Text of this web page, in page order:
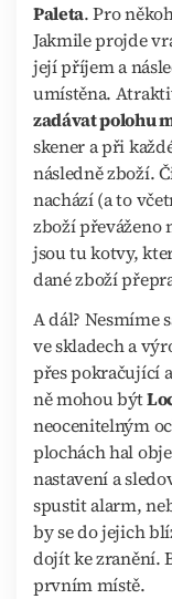
Paleta. Pro
Jakmile projde
její příjem a
umístěna.
zadávat polohu
skener a při
následně zboží.
nachází (a to
zboží převáženo
jsou tu kotvy,
dané zboží
A dál? Nesmíme
ve skladech a
přes pokračující
ně mohou být
neocenitelným
plochách hal
nastavení a
spustit alarm,
by se do jejich
dojít ke zranění.
prvním místě.